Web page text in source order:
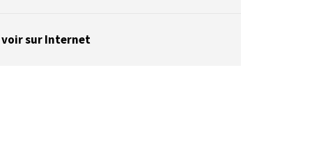
voir sur Internet